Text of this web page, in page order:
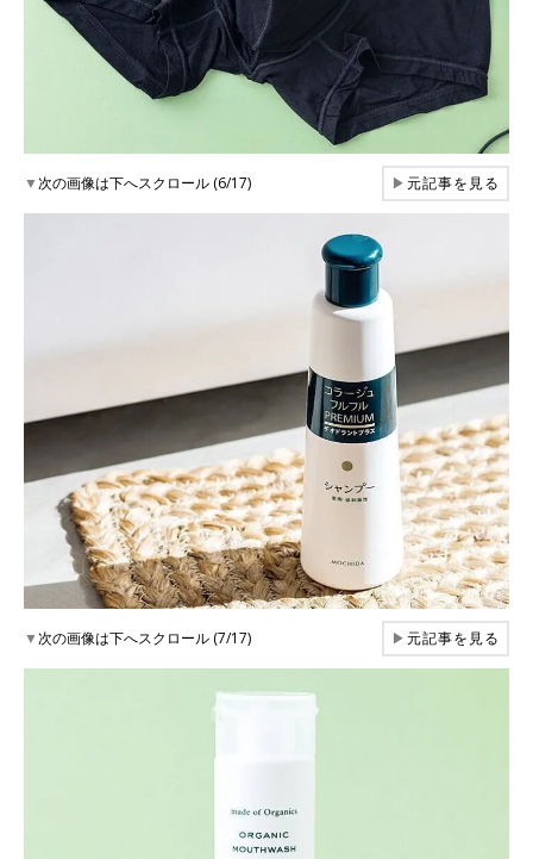
▼次の画像は下へスクロール (6/17) ▶元記事を見る
▼次の画像は下へスクロール (7/17) ▶元記事を見る